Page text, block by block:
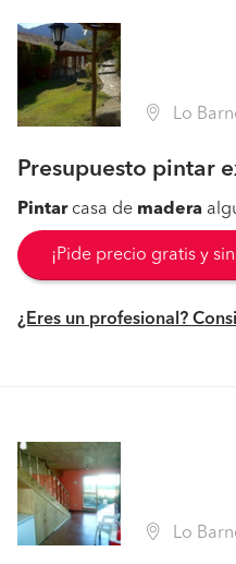
Lo Barnechea
Presupuesto pintar
Pintarcasa de madera
¡Pide precio gratis y
¿Eres un profesional?
Lo Barnechea